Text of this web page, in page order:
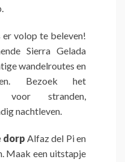
er volop te beleven!
Sierra Gelada
wandelroutes en
Bezoek het
voor stranden,
nachtleven.
dorp Alfaz del Pi en
Maak een uitstapje